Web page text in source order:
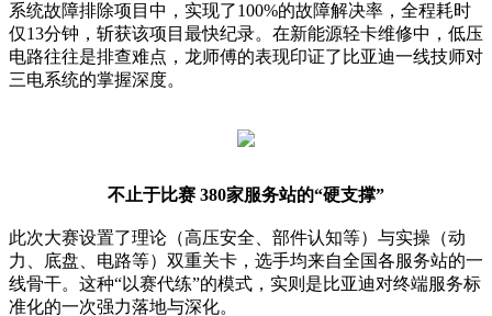
系统故障排除项目中，实现了100%的故障解决率，全程耗时
仅13分钟，斩获该项目最快纪录。在新能源轻卡维修中，低压
电路往往是排查难点，龙师傅的表现印证了比亚迪一线技师对
三电系统的掌握深度。
不止于比赛 380家服务站的“硬支撑”
此次大赛设置了理论（高压安全、部件认知等）与实操（动
力、底盘、电路等）双重关卡，选手均来自全国各服务站的一
线骨干。这种“以赛代练”的模式，实则是比亚迪对终端服务标
准化的一次强力落地与深化。